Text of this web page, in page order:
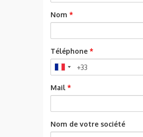
Nom *
Téléphone *
Mail *
Nom de votre société